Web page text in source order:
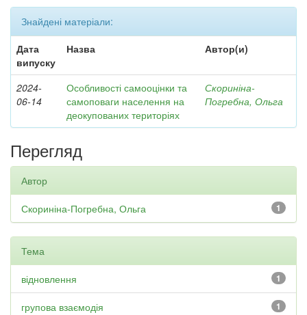
Знайдені матеріали:
Дата
випуску
Назва Автор(и)
2024-
06-14
Особливості самооцінки та
самоповаги населення на
деокупованих територіях
Скориніна-
Погребна, Ольга
Перегляд
Автор
1
Скориніна-Погребна, Ольга
Тема
1
відновлення
1
групова взаємодія